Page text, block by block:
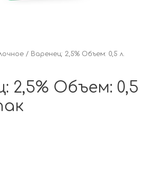
/ Варенец: 2,5% Объем: 0,5 л.
2,5% Объем: 0,5